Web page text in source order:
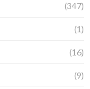
(347)
(1)
(16)
(9)